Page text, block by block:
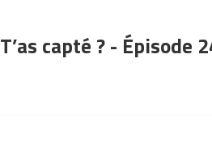
T’as capté ? - Épisode